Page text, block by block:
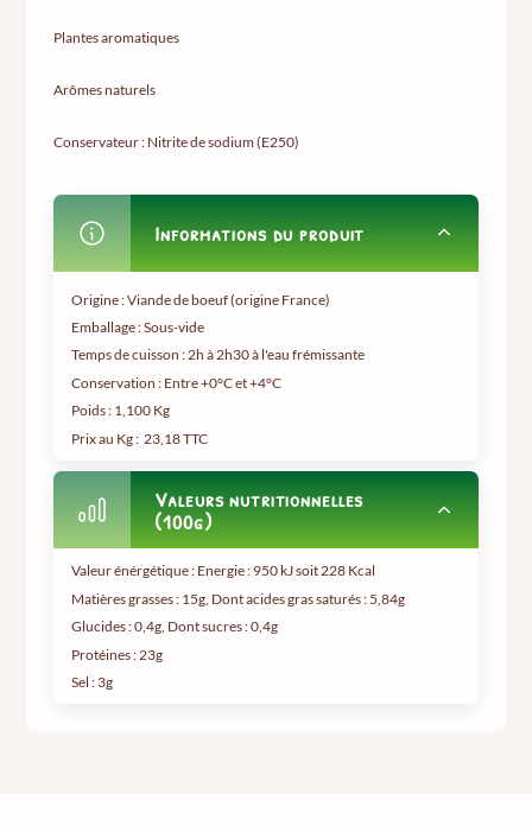
Plantes aromatiques
Arômes naturels
Conservateur : Nitrite de sodium (E250)
Informations du produit
Origine : Viande de boeuf (origine France)
Emballage : Sous-vide
Temps de cuisson : 2h à 2h30 à l'eau frémissante
Conservation : Entre +0°C et +4°C
Poids : 1,100 Kg
Prix au Kg : 23,18 TTC
Valeurs nutritionnelles
(100g)
Valeur énérgétique : Energie : 950 kJ soit 228 Kcal
Matières grasses : 15g, Dont acides gras saturés : 5,84g
Glucides : 0,4g, Dont sucres : 0,4g
Protéines : 23g
Sel : 3g